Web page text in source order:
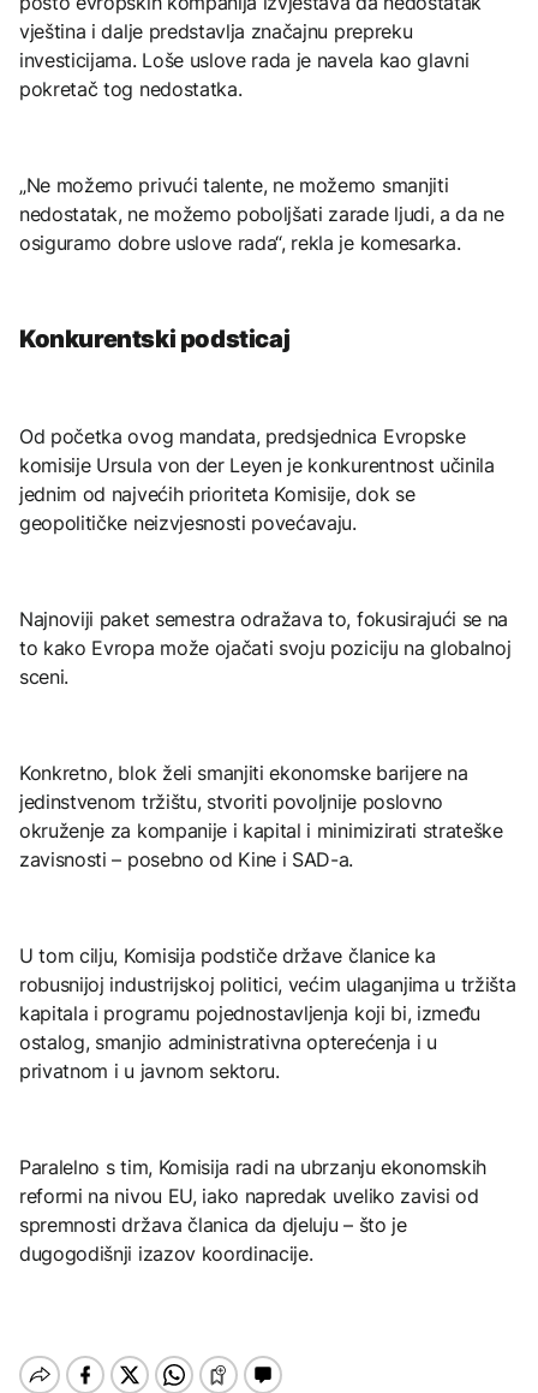
vještina i dalje predstavlja značajnu prepreku
investicijama. Loše uslove rada je navela kao glavni
pokretač tog nedostatka.
„Ne možemo privući talente, ne možemo smanjiti
nedostatak, ne možemo poboljšati zarade ljudi, a da ne
osiguramo dobre uslove rada“, rekla je komesarka.
Konkurentski podsticaj
Od početka ovog mandata, predsjednica Evropske
komisije Ursula von der Leyen je konkurentnost učinila
jednim od najvećih prioriteta Komisije, dok se
geopolitičke neizvjesnosti povećavaju.
Najnoviji paket semestra odražava to, fokusirajući se na
to kako Evropa može ojačati svoju poziciju na globalnoj
sceni.
Konkretno, blok želi smanjiti ekonomske barijere na
jedinstvenom tržištu, stvoriti povoljnije poslovno
okruženje za kompanije i kapital i minimizirati strateške
zavisnosti – posebno od Kine i SAD-a.
U tom cilju, Komisija podstiče države članice ka
robusnijoj industrijskoj politici, većim ulaganjima u tržišta
kapitala i programu pojednostavljenja koji bi, između
ostalog, smanjio administrativna opterećenja i u
privatnom i u javnom sektoru.
Paralelno s tim, Komisija radi na ubrzanju ekonomskih
reformi na nivou EU, iako napredak uveliko zavisi od
spremnosti država članica da djeluju – što je
dugogodišnji izazov koordinacije.